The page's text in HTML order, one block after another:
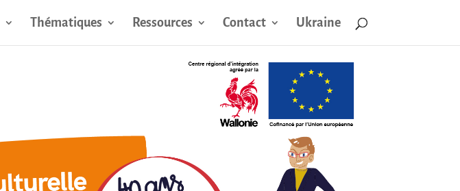
Thématiques Ressources Contact Ukraine